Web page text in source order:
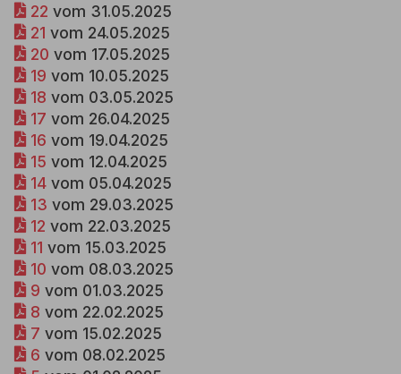
22 vom 31.05.2025
21 vom 24.05.2025
20 vom 17.05.2025
19 vom 10.05.2025
18 vom 03.05.2025
17 vom 26.04.2025
16 vom 19.04.2025
15 vom 12.04.2025
14vom 05.04.2025
13 vom 29.03.2025
12 vom 22.03.2025
11 vom 15.03.2025
10 vom 08.03.2025
9 vom 01.03.2025
8 vom 22.02.2025
7 vom 15.02.2025
6 vom 08.02.2025